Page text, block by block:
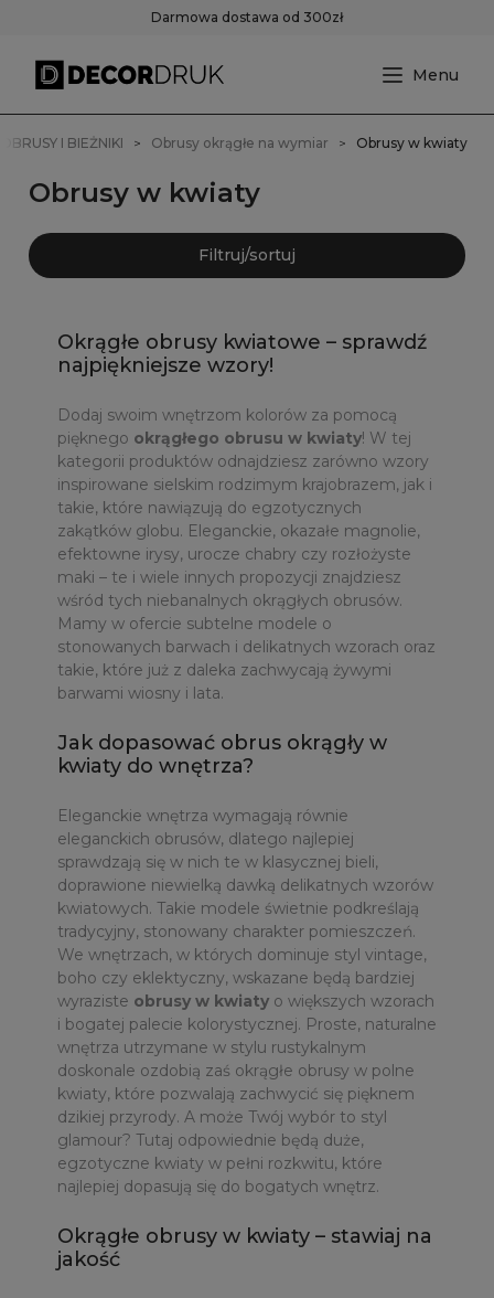
Darmowa dostawa od 300zł
OBRUSY I BIEŻNIKI Obrusy okrągłe na wymiar Obrusy w kwiaty
Obrusy w kwiaty
Filtruj/sortuj
Okrągłe obrusy kwiatowe – sprawdź
najpiękniejsze wzory!
Dodaj swoim wnętrzom kolorów za pomocą
pięknego okrągłego obrusu w kwiaty! W tej
kategorii produktów odnajdziesz zarówno wzory
inspirowane sielskim rodzimym krajobrazem, jak i
takie, które nawiązują do egzotycznych
zakątków globu. Eleganckie, okazałe magnolie,
efektowne irysy, urocze chabry czy rozłożyste
maki – te i wiele innych propozycji znajdziesz
wśród tych niebanalnych okrągłych obrusów.
Mamy w ofercie subtelne modele o
stonowanych barwach i delikatnych wzorach oraz
takie, które już z daleka zachwycają żywymi
barwami wiosny i lata.
Jak dopasować obrus okrągły w
kwiaty do wnętrza?
Eleganckie wnętrza wymagają równie
eleganckich obrusów, dlatego najlepiej
sprawdzają się w nich te w klasycznej bieli,
doprawione niewielką dawką delikatnych wzorów
kwiatowych. Takie modele świetnie podkreślają
tradycyjny, stonowany charakter pomieszczeń.
We wnętrzach, w których dominuje styl vintage,
boho czy eklektyczny, wskazane będą bardziej
wyraziste obrusy w kwiaty o większych wzorach
i bogatej palecie kolorystycznej. Proste, naturalne
wnętrza utrzymane w stylu rustykalnym
doskonale ozdobią zaś okrągłe obrusy w polne
kwiaty, które pozwalają zachwycić się pięknem
dzikiej przyrody. A może Twój wybór to styl
glamour? Tutaj odpowiednie będą duże,
egzotyczne kwiaty w pełni rozkwitu, które
najlepiej dopasują się do bogatych wnętrz.
Okrągłe obrusy w kwiaty – stawiaj na
jakość